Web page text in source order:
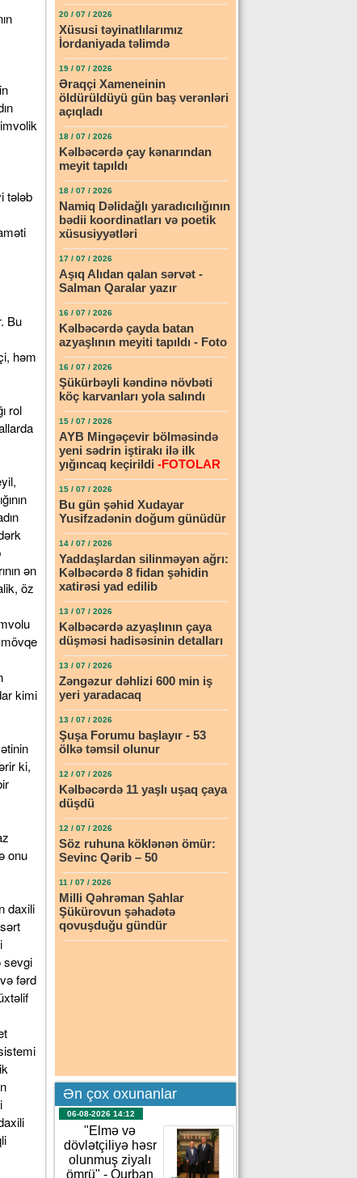
20 / 07 / 2026
Xüsusi təyinatlılarımız
İordaniyada təlimdə
19 / 07 / 2026
Əraqçi Xameneinin
öldürüldüyü gün baş verənləri
açıqladı
18 / 07 / 2026
Kəlbəcərdə çay kənarından
meyit tapıldı
18 / 07 / 2026
Namiq Dəlidağlı yaradıcılığının
bədii koordinatları və poetik
xüsusiyyətləri
17 / 07 / 2026
Aşıq Alıdan qalan sərvət -
Salman Qaralar yazır
16 / 07 / 2026
Kəlbəcərdə çayda batan
azyaşlının meyiti tapıldı - Foto
16 / 07 / 2026
Şükürbəyli kəndinə növbəti
köç karvanları yola salındı
15 / 07 / 2026
AYB Mingəçevir bölməsində
yeni sədrin iştirakı ilə ilk
yığıncaq keçirildi -FOTOLAR
15 / 07 / 2026
Bu gün şəhid Xudayar
Yusifzadənin doğum günüdür
14 / 07 / 2026
Yaddaşlardan silinməyən ağrı:
Kəlbəcərdə 8 fidan şəhidin
xatirəsi yad edilib
13 / 07 / 2026
Kəlbəcərdə azyaşlının çaya
düşməsi hadisəsinin detalları
13 / 07 / 2026
Zəngəzur dəhlizi 600 min iş
yeri yaradacaq
13 / 07 / 2026
Şuşa Forumu başlayır - 53
ölkə təmsil olunur
12 / 07 / 2026
Kəlbəcərdə 11 yaşlı uşaq çaya
düşdü
12 / 07 / 2026
Söz ruhuna köklənən ömür:
Sevinc Qərib – 50
11 / 07 / 2026
Milli Qəhrəman Şahlar
Şükürovun şəhadətə
qovuşduğu gündür
Ən çox oxunanlar
06-08-2026 14:12
"Elmə və
dövlətçiliyə həsr
olunmuş ziyalı
ömrü" - Qurban